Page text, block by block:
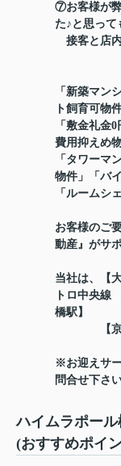
⑦お客様が
た♪と思って
接客と店内
「新築マン
ト飼育可物件
「敷金礼金
費用抑えめ物
「タワーマ
物件」「バ
「ルームシ
お客様のご
動産』がサ
当社は、【
トロ中央
橋駅】
【京阪本
※お迎えサ
問合せ下さ
ハイムラポー
(おすすめポイ